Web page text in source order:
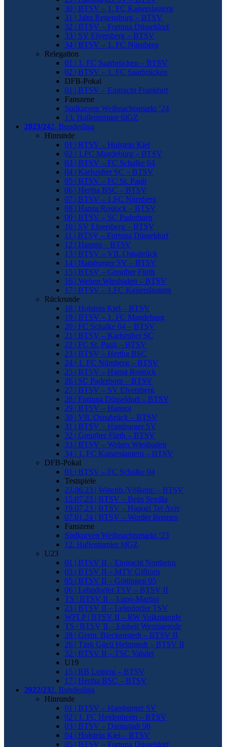
30 | BTSV – 1. FC Kaiserslautern
31 | Jahn Regensburg – BTSV
32 | BTSV – Fortuna Düsseldorf
33 | SV Elversberg – BTSV
34 | BTSV – 1. FC Nürnberg
Relegation
01 | 1. FC Saarbrücken – BTSV
02 | BTSV – 1. FC Saarbrücken
DFB-Pokal
01 | BTSV – Eintracht Frankfurt
Fanszene
Südkurven Weihnachtsmarkt ’24
13. Hallenturnier fdGZ
2023/242. Bundesliga
Hinrunde
01 | BTSV – Holstein Kiel
02 | 1.FC Magdeburg – BTSV
03 | BTSV – FC Schalke 04
04 | Karlsruher SC – BTSV
05 | BTSV – FC St. Pauli
06 | Hertha BSC – BTSV
07 | BTSV – 1.FC Nürnberg
08 | Hansa Rostock – BTSV
09 | BTSV – SC Paderborn
10 | SV Elversberg – BTSV
11 | BTSV – Fortuna Düsseldorf
12 | Hannoi – BTSV
13 | BTSV – VfL Osnabrück
14 | Hamburger SV – BTSV
15 | BTSV – Greuther Fürth
16 | Wehen Wiesbaden – BTSV
17 | BTSV – 1.FC Kaiserslautern
Rückrunde
18 | Holstein Kiel – BTSV
19 | BTSV – 1. FC Magdeburg
20 | FC Schalke 04 – BTSV
21 | BTSV – Karlsruher SC
22 | FC St. Pauli – BTSV
23 | BTSV – Hertha BSC
24 | 1. FC Nürnberg – BTSV
25 | BTSV – Hansa Rostock
26 | SC Paderborn – BTSV
27 | BTSV – SV Elversberg
28 | Fortuna Düsseldorf – BTSV
29 | BTSV – Hannoi
30 | VfL Osnabrück – BTSV
31 | BTSV – Hamburger SV
32 | Greuther Fürth – BTSV
33 | BTSV – Wehen Wiesbaden
34 | 1. FC Kaiserslautern – BTSV
DFB-Pokal
01 | BTSV – FC Schalke 04
Testspiele
23.06.23 | Watenb./Völkenr. – BTSV
15.07.23 | BTSV – Betis Sevilla
19.07.23 | BTSV – Hapoel Tel Aviv
07.01.24 | BTSV – Werder Bremen
Fanszene
Südkurven Weihnachtsmarkt ’23
12. Hallenturnier fdGZ
U23
01 | BTSV II – Eintracht Northeim
03 | BTSV II – MTV Gifhorn
05 | BTSV II – Göttingen 05
06 | Lehndorfer TSV – BTSV II
TS | BTSV II – Lupo-Martini
23 | BTSV II – Lehndorfer TSV
WFLP | BTSV II – RW Volkmarode
TS | BTSV II – Einheit Wernigerode
28 | Germ. Bleckenstedt – BTSV II
26 | Türk Gücü Helmstedt – BTSV II
32 | BTSV II – TSC Vahdet
U19
15 | RB Leipzig – BTSV
17 | Hertha BSC – BTSV
2022/232. Bundesliga
Hinrunde
01 | BTSV – Hamburger SV
02 | 1. FC Heidenheim – BTSV
03 | BTSV – Darmstadt 98
04 | Holstein Kiel – BTSV
05 | BTSV – Fortuna Düsseldorf